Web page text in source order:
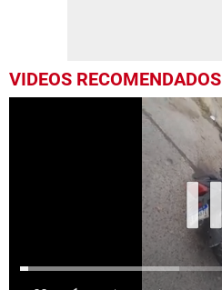
VIDEOS RECOMENDADOS